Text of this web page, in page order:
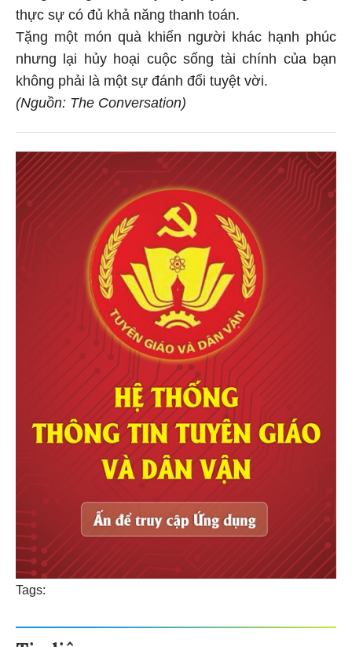
thực sự có đủ khả năng thanh toán.
Tặng một món quà khiến người khác hạnh phúc
nhưng lại hủy hoại cuộc sống tài chính của bạn
không phải là một sự đánh đổi tuyệt vời.
(Nguồn: The Conversation)
Tags: